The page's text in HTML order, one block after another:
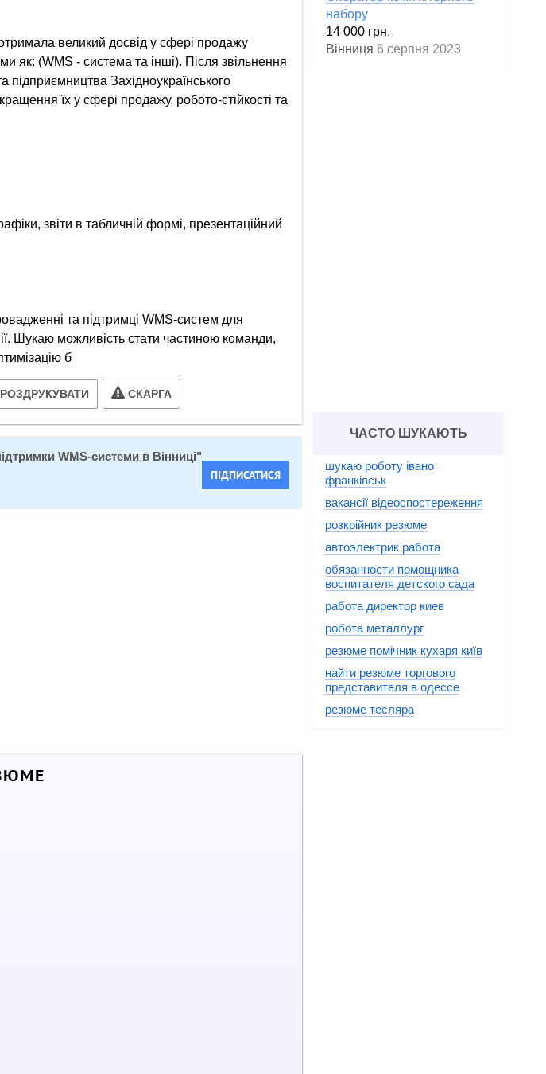
великий досвід у сфері продажу
як: (WMS - система та інші). Після звільнення
підприємництва Західноукраїнського
їх у сфері продажу, робото-стійкості та
звіти в табличній формі, презентаційний
та підтримці WMS-систем для
Шукаю можливість стати частиною команди,
б
РОЗДРУКУВАТИ СКАРГА
WMS-системи в Вінниці"
ПІДПИСАТИСЯ
набору
14 000 грн.
Вінниця 6 серпня 2023
ЧАСТО ШУКАЮТЬ
шукаю роботу івано
франківськ
вакансії відеоспостереження
розкрійник резюме
автоэлектрик работа
обязанности помощника
воспитателя детского сада
работа директор киев
робота металлург
резюме помічник кухаря київ
найти резюме торгового
представителя в одессе
резюме тесляра